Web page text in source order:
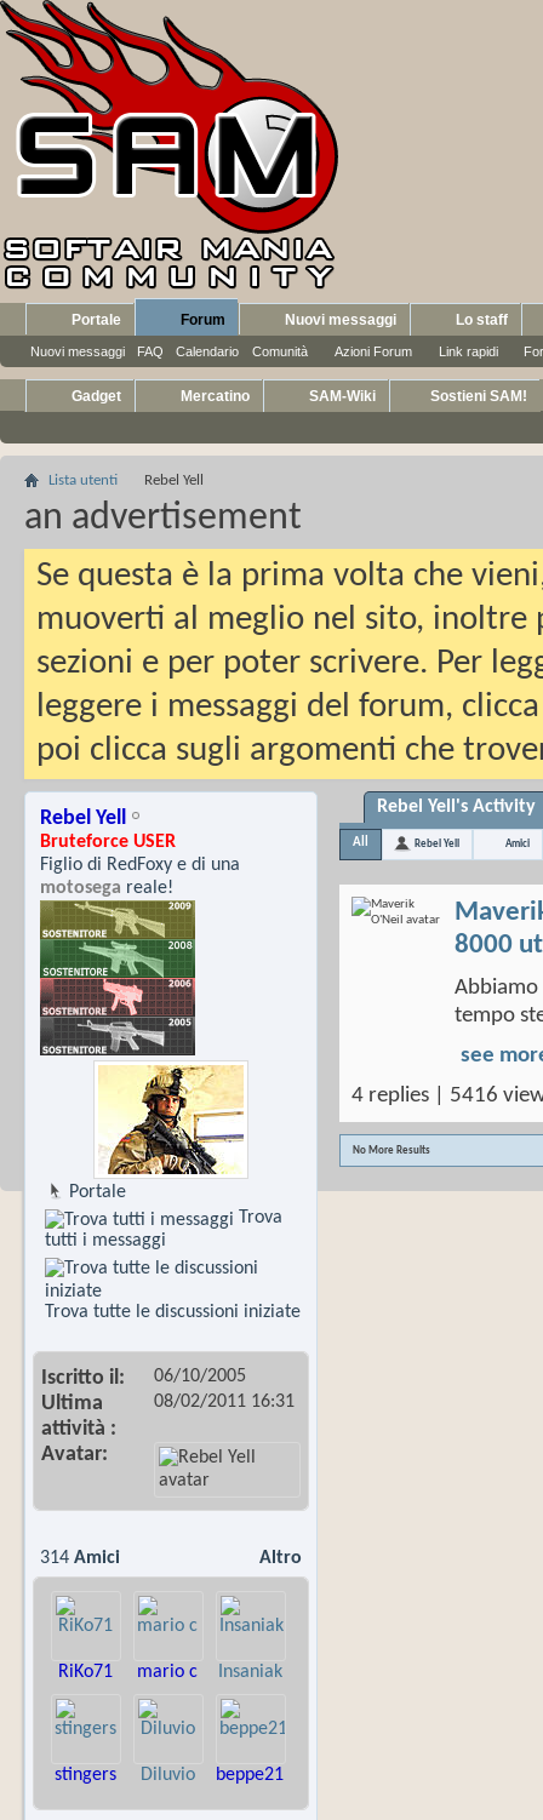
Portale Forum
Nuovi messaggi FAQ Calendario Comunità Azioni Forum Link rapidi
Nuovi messaggi Lo staff
Gadget Mercatino SAM-Wiki Sostieni SAM!
Lista utenti Rebel Yell
an advertisement
Se questa è la prima volta che
muoverti al meglio nel sito, inoltre
sezioni e per poter scrivere. Per
leggere i messaggi del forum,
poi clicca sugli argomenti che
Rebel Yell
Bruteforce USER
Figlio di RedFoxy e di una
motosega reale!
Portale
Trova
tutti i messaggi
Trova tutte le discussioni iniziate
Iscritto il 06/10/2005
Ultima
attività
08/02/2011 16:31
Avatar
Altro
314 Amici
RiKo71 mario c Insaniak
stingers Diluvio beppe21
Rebel Yell's Activity
All Rebel Yell Amici
8000
Abbiamo
tempo
see
4 replies | 5416
No More Results